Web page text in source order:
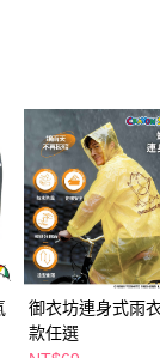
AFTEE先享後付」
可透過四大超商／
。
取消訂單，請聯絡
需透過AFTEE先享
為準，若有關於
「AFTEE先享後付
home
御衣坊連身式雨
款任選